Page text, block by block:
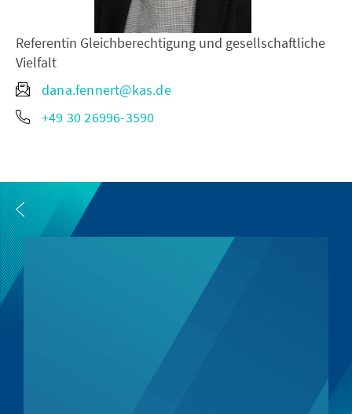
Referentin Gleichberechtigung und gesellschaftliche
Vielfalt
dana.fennert@kas.de
+49 30 26996-3590